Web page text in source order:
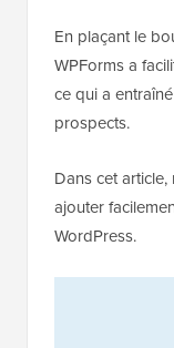
En plaçant le
WPForms a
ce qui a
prospects.
Dans cet
ajouter
WordPress.